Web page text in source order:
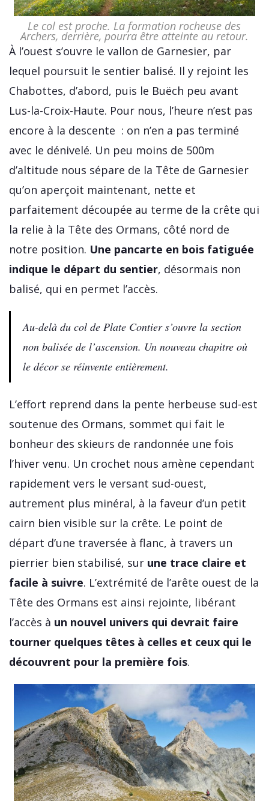
Le col est proche. La formation rocheuse des
Archers, derrière, pourra être atteinte au retour.
À l’ouest s’ouvre le vallon de Garnesier, par
lequel poursuit le sentier balisé. Il y rejoint les
Chabottes, d’abord, puis le Buëch peu avant
Lus-la-Croix-Haute. Pour nous, l’heure n’est pas
encore à la descente : on n’en a pas terminé
avec le dénivelé. Un peu moins de 500m
d’altitude nous sépare de la Tête de Garnesier
qu’on aperçoit maintenant, nette et
parfaitement découpée au terme de la crête qui
la relie à la Tête des Ormans, côté nord de
notre position. Une pancarte en bois fatiguée
indique le départ du sentier, désormais non
balisé, qui en permet l’accès.
Au-delà du col de Plate Contier s’ouvre la section
non balisée de l’ascension. Un nouveau chapitre où
le décor se réinvente entièrement.
L’effort reprend dans la pente herbeuse sud-est
soutenue des Ormans, sommet qui fait le
bonheur des skieurs de randonnée une fois
l’hiver venu. Un crochet nous amène cependant
rapidement vers le versant sud-ouest,
autrement plus minéral, à la faveur d’un petit
cairn bien visible sur la crête. Le point de
départ d’une traversée à flanc, à travers un
pierrier bien stabilisé, sur une trace claire et
facile à suivre. L’extrémité de l’arête ouest de la
Tête des Ormans est ainsi rejointe, libérant
l’accès à un nouvel univers qui devrait faire
tourner quelques têtes à celles et ceux qui le
découvrent pour la première fois.